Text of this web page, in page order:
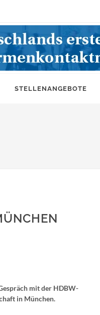
STELLENANGEBOTE
mit der HDBW-
in München.